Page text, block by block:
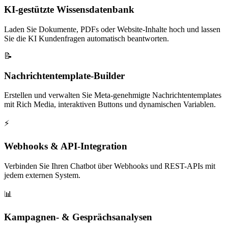
KI-gestützte Wissensdatenbank
Laden Sie Dokumente, PDFs oder Website-Inhalte hoch und lassen
Sie die KI Kundenfragen automatisch beantworten.
📝
Nachrichtentemplate-Builder
Erstellen und verwalten Sie Meta-genehmigte Nachrichtentemplates
mit Rich Media, interaktiven Buttons und dynamischen Variablen.
⚡
Webhooks & API-Integration
Verbinden Sie Ihren Chatbot über Webhooks und REST-APIs mit
jedem externen System.
📊
Kampagnen- & Gesprächsanalysen